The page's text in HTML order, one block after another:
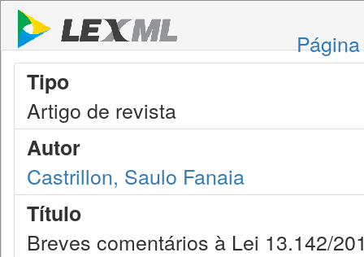
Tipo
Artigo de revista
Autor
Castrillon, Saulo Fanaia
Título
Breves comentários à Lei 13.142/